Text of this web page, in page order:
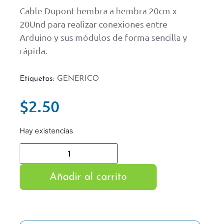
Cable Dupont hembra a hembra 20cm x
20Und para realizar conexiones entre
Arduino y sus módulos de forma sencilla y
rápida.
Etiquetas: GENERICO
$2.50
Hay existencias
Añadir al carrito